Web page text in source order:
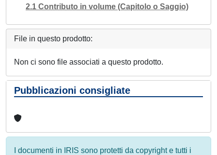
2.1 Contributo in volume (Capitolo o Saggio)
File in questo prodotto:
Non ci sono file associati a questo prodotto.
Pubblicazioni consigliate
I documenti in IRIS sono protetti da copyright e tutti i